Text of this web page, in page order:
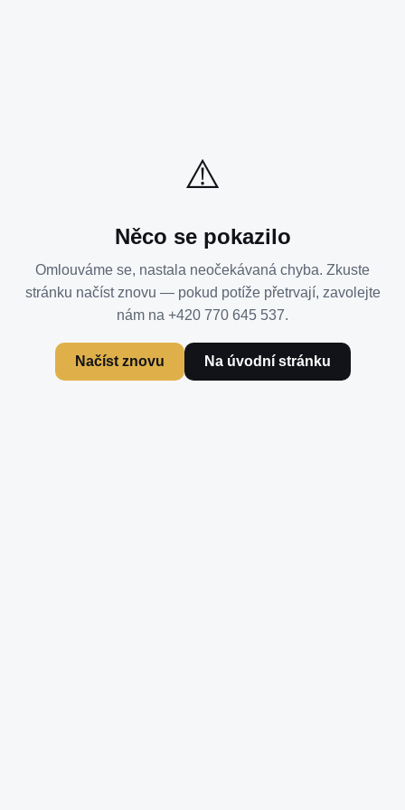
⚠️
Něco se pokazilo
Omlouváme se, nastala neočekávaná chyba. Zkuste
stránku načíst znovu — pokud potíže přetrvají, zavolejte
nám na +420 770 645 537.
Načíst znovu Na úvodní stránku